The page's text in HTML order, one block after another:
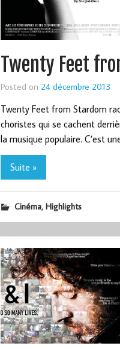
Twenty Feet
Posted on 24 décembre 2013
Twenty Feet from Stardom
choristes qui se cachent
la musique populaire. C’est
Suite »
Cinéma, Highlights